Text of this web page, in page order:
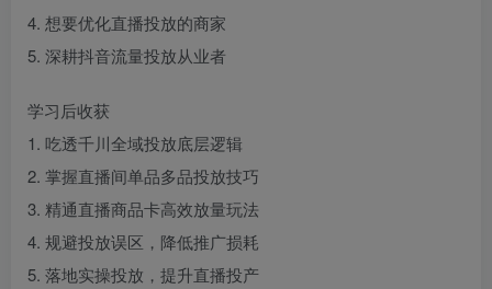
4. 想要优化直播投放的商家
5. 深耕抖音流量投放从业者
学习后收获
1. 吃透千川全域投放底层逻辑
2. 掌握直播间单品多品投放技巧
3. 精通直播商品卡高效放量玩法
4. 规避投放误区，降低推广损耗
5. 落地实操投放，提升直播投产